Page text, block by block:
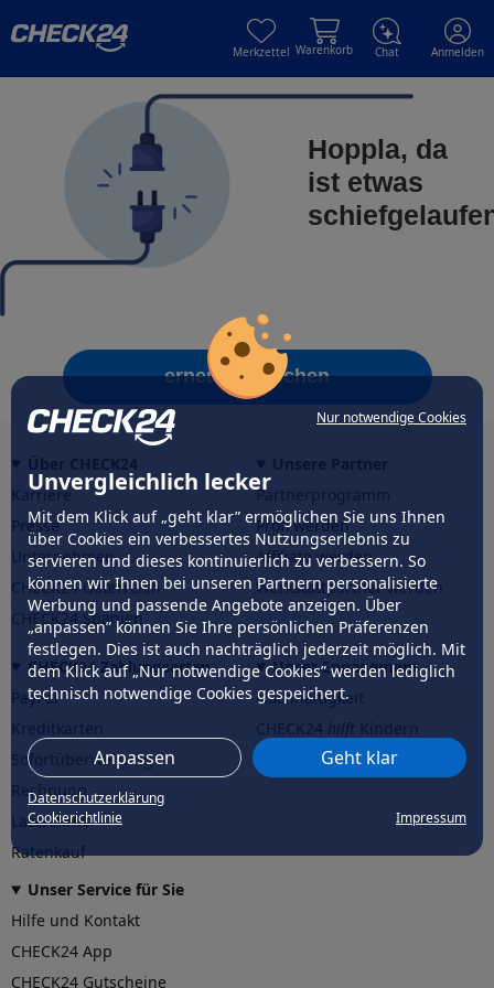
Nur notwendige Cookies
Unvergleichlich lecker
Mit dem Klick auf „geht klar” ermöglichen Sie uns Ihnen
über Cookies ein verbessertes Nutzungserlebnis zu
servieren und dieses kontinuierlich zu verbessern. So
können wir Ihnen bei unseren Partnern personalisierte
Werbung und passende Angebote anzeigen. Über
„anpassen” können Sie Ihre persönlichen Präferenzen
festlegen. Dies ist auch nachträglich jederzeit möglich. Mit
dem Klick auf „Nur notwendige Cookies” werden lediglich
technisch notwendige Cookies gespeichert.
Anpassen Geht klar
Datenschutzerklärung
Cookierichtlinie
Impressum
Merkzettel Warenkorb Chat Anmelden
Hoppla, da
ist etwas
erneut versuchen
Karriere
Presse
Unternehmen
CHECK24 Österreich
CHECK24 Spanien
Partnerprogramm
Profi werden
Affiliate werden
Werkstattpartner werden
CHECK24 Zahlungsarten
PayPal
Sofortüberweisung
Rechnung
Lastschrift
Ratenkauf
Unser Engagement
Nachhaltigkeit
CHECK24hilftder Natur
Unser Service für Sie
Hilfe und Kontakt
CHECK24 App
CHECK24 Gutscheine